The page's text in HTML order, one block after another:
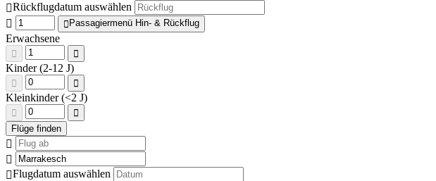
Rückflugdatum auswählen
Passagiermenü Hin- & Rückflug
Erwachsene
Kinder (2-12 J)
Kleinkinder (<2 J)
Flugdatum auswählen